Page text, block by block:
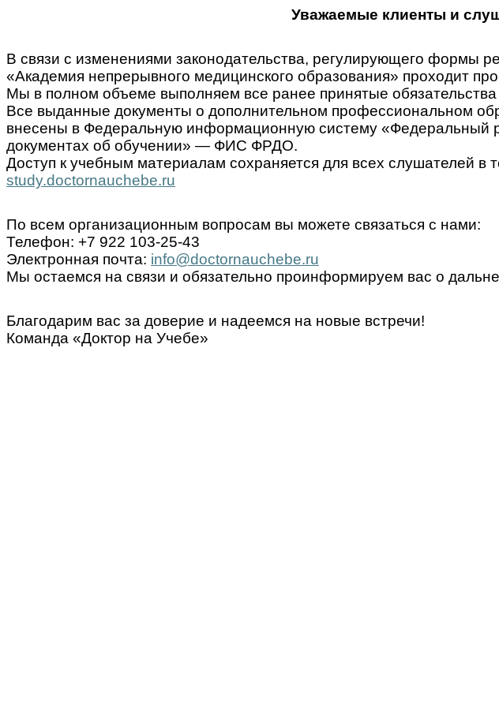
Уважаемые клиенты и
В связи с изменениями законодательства, регулирующего формы
«Академия непрерывного медицинского образования» проходит
Мы в полном объеме выполняем все ранее принятые
Все выданные документы о дополнительном профессиональном
внесены в Федеральную информационную систему «Федеральный
документах об обучении» — ФИС ФРДО.
Доступ к учебным материалам сохраняется для всех слушателей в
study.doctornauchebe.ru
По всем организационным вопросам вы можете связаться с нами:
Телефон: +7 922 103-25-43
Электронная почта: info@doctornauchebe.ru
Мы остаемся на связи и обязательно проинформируем вас о
Благодарим вас за доверие и надеемся на новые встречи!
Команда «Доктор на Учебе»